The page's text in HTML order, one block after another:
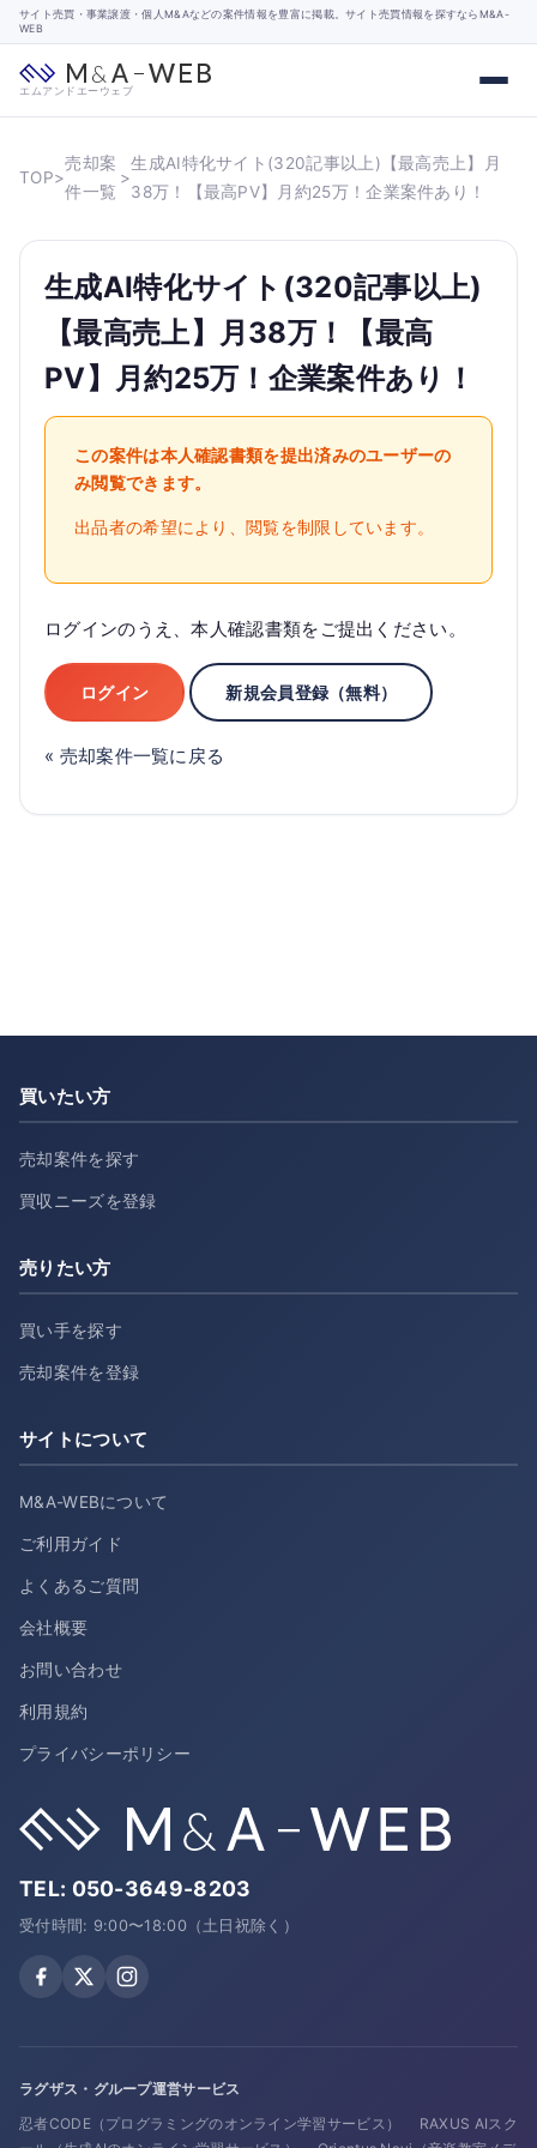
サイト売買・事業譲渡・個人M&Aなどの案件情報を豊富に掲載。サイト売買情報を探すならM&A-
WEB
エムアンドエーウェブ
TOP>
売却案
件一覧
>
生成AI特化サイト(320記事以上)【最高売上】月
38万！【最高PV】月約25万！企業案件あり！
生成AI特化サイト(320記事以上)
【最高売上】月38万！【最高
PV】月約25万！企業案件あり！
この案件は本人確認書類を提出済みのユーザーの
み閲覧できます。
出品者の希望により、閲覧を制限しています。
ログインのうえ、本人確認書類をご提出ください。
ログイン 新規会員登録（無料）
« 売却案件一覧に戻る
買いたい方
売却案件を探す
買収ニーズを登録
売りたい方
買い手を探す
売却案件を登録
サイトについて
M&A-WEBについて
ご利用ガイド
よくあるご質問
会社概要
お問い合わせ
利用規約
プライバシーポリシー
TEL: 050-3649-8203
受付時間: 9:00〜18:00（土日祝除く）
ラグザス・グループ運営サービス
忍者CODE（プログラミングのオンライン学習サービス）
RAXUS AIスク